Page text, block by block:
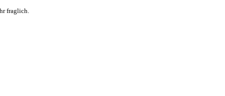
fraglich.